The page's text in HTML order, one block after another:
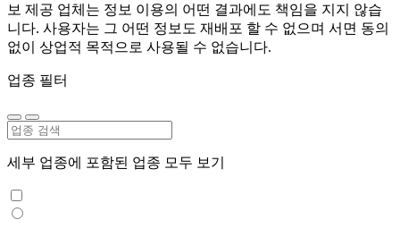
보 제공 업체는 정보 이용의 어떤 결과에도 책임을 지지 않습
니다. 사용자는 그 어떤 정보도 재배포 할 수 없으며 서면 동의
없이 상업적 목적으로 사용될 수 없습니다.
업종 필터
세부 업종에 포함된 업종 모두 보기